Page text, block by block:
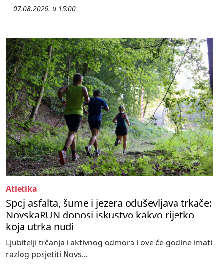
07.08.2026. u 15:00
Atletika
Spoj asfalta, šume i jezera oduševljava trkače:
NovskaRUN donosi iskustvo kakvo rijetko
koja utrka nudi
Ljubitelji trčanja i aktivnog odmora i ove će godine imati
razlog posjetiti Novs...